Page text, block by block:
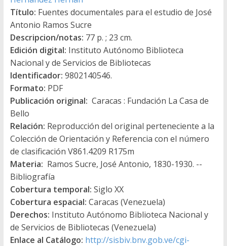
Título: Fuentes documentales para el estudio de José
Antonio Ramos Sucre
Descripcion/notas: 77 p. ; 23 cm.
Edición digital: Instituto Autónomo Biblioteca
Nacional y de Servicios de Bibliotecas
Identificador: 9802140546.
Formato: PDF
Publicación original: Caracas : Fundación La Casa de
Bello
Relación: Reproducción del original perteneciente a la
Colección de Orientación y Referencia con el número
de clasificación V861.4209 R175m
Materia: Ramos Sucre, José Antonio, 1830-1930. --
Bibliografía
Cobertura temporal: Siglo XX
Cobertura espacial: Caracas (Venezuela)
Derechos: Instituto Autónomo Biblioteca Nacional y
de Servicios de Bibliotecas (Venezuela)
Enlace al Catálogo: http://sisbiv.bnv.gob.ve/cgi-